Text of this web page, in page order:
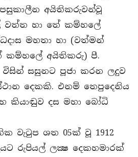
අයිතිකරුවන්වූ
වත්ත හා තේ කම්හලේ
මහතා හා (වත්මන්
කම්හලේ අයිතිකරු) පී.
සසුනට පූජා කරන ලදුව
දෙකකි. එනම් තෙපුදෙනිය
කියාඬුව දස මහා බෝධි
වැටුප ශත 05ක් වූ 1912
රුපියල් ලක්‍ෂ දෙකහමාරක්